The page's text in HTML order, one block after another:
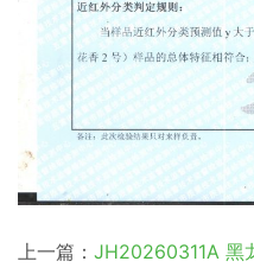
上一篇： JH20260311A 黑龙